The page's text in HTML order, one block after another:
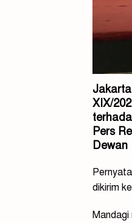
XIX/
Pers
Dewan
dikirim
Mandagi